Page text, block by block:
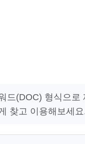
드(DOC) 형식으
찾고 이용해보세